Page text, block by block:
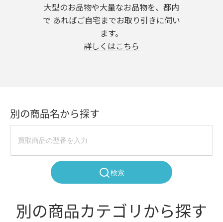
大型のお品物や大量なお品物を、都内
で あればご自宅までお取り引きに伺い
ます。
詳しくはこちら
別の商品名から探す
検索
別の商品カテゴリから探す